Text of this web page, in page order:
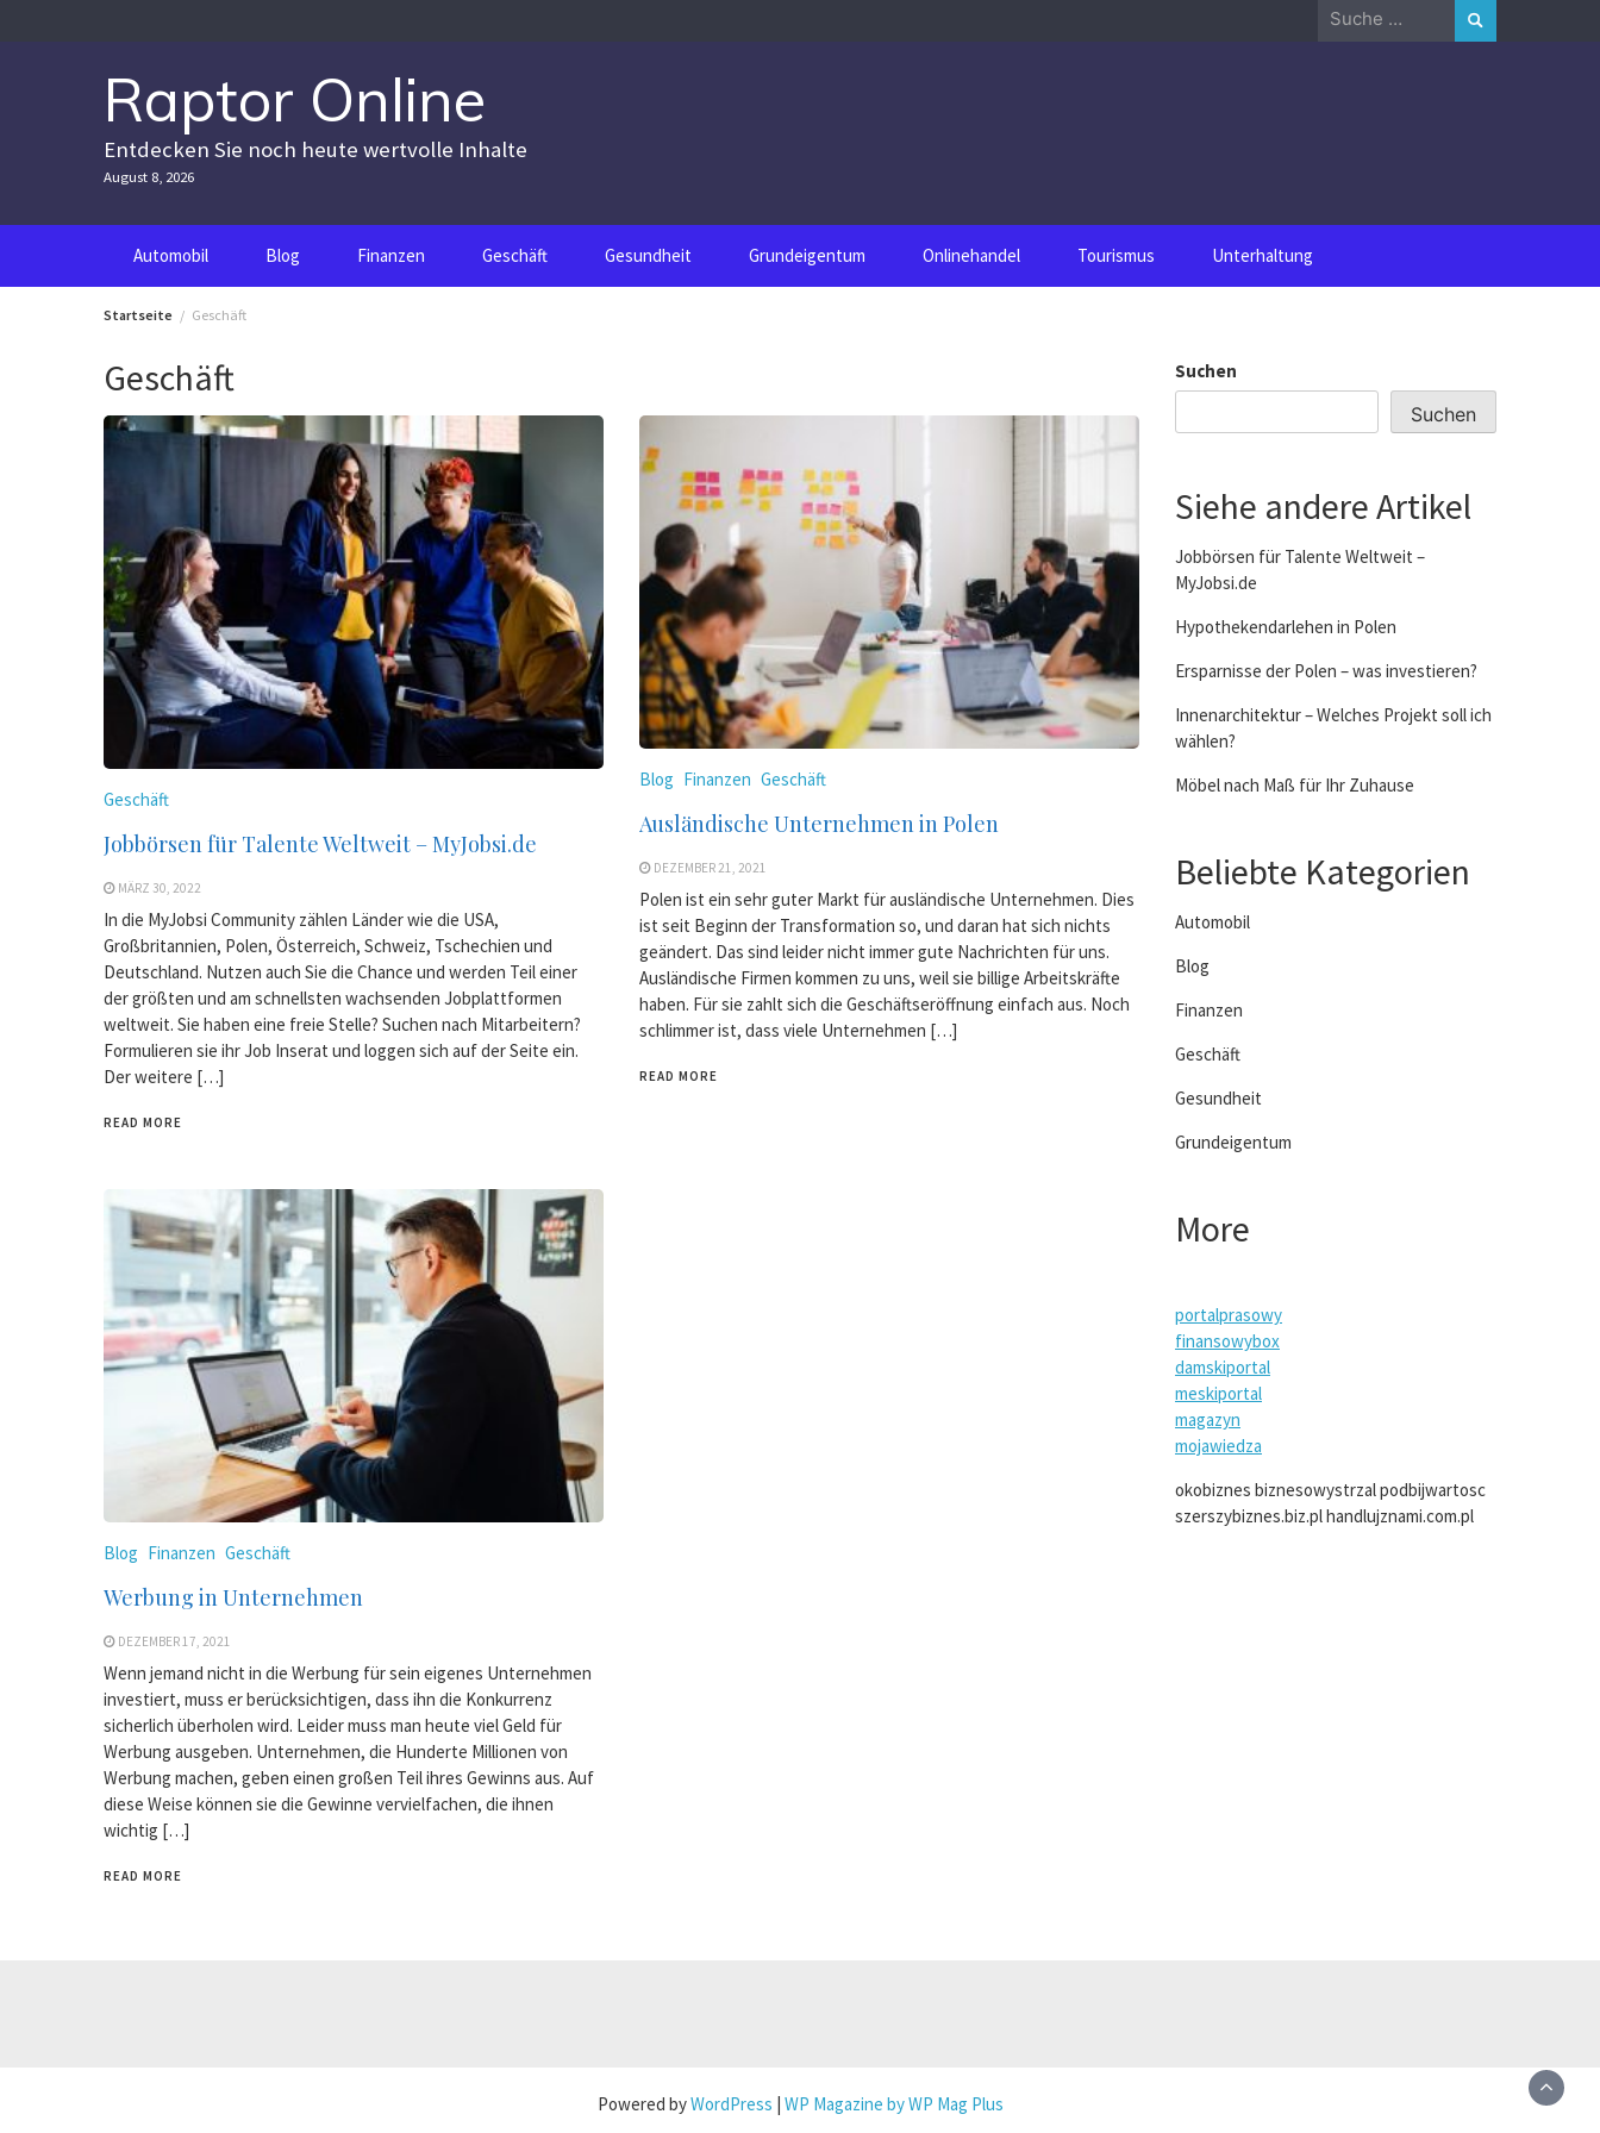
Suche
Raptor Online
Entdecken Sie noch heute wertvolle Inhalte
August 8, 2026
Automobil Blog Finanzen Geschäft Gesundheit Grundeigentum Onlinehandel Tourismus Unterhaltung
Startseite Geschäft
Geschäft
Geschäft
Jobbörsen für Talente Weltweit – MyJobsi.de
MÄRZ 30, 2022
In die MyJobsi Community zählen Länder wie die USA,
Großbritannien, Polen, Österreich, Schweiz, Tschechien und
Deutschland. Nutzen auch Sie die Chance und werden Teil einer
der größten und am schnellsten wachsenden Jobplattformen
weltweit. Sie haben eine freie Stelle? Suchen nach Mitarbeitern?
Formulieren sie ihr Job Inserat und loggen sich auf der Seite ein.
Der weitere […]
READ MORE
Blog Finanzen Geschäft
Ausländische Unternehmen in Polen
DEZEMBER 21, 2021
Polen ist ein sehr guter Markt für ausländische Unternehmen. Dies
ist seit Beginn der Transformation so, und daran hat sich nichts
geändert. Das sind leider nicht immer gute Nachrichten für uns.
Ausländische Firmen kommen zu uns, weil sie billige Arbeitskräfte
haben. Für sie zahlt sich die Geschäftseröffnung einfach aus. Noch
schlimmer ist, dass viele Unternehmen […]
READ MORE
Blog Finanzen Geschäft
Werbung in Unternehmen
DEZEMBER 17, 2021
Wenn jemand nicht in die Werbung für sein eigenes Unternehmen
investiert, muss er berücksichtigen, dass ihn die Konkurrenz
sicherlich überholen wird. Leider muss man heute viel Geld für
Werbung ausgeben. Unternehmen, die Hunderte Millionen von
Werbung machen, geben einen großen Teil ihres Gewinns aus. Auf
diese Weise können sie die Gewinne vervielfachen, die ihnen
wichtig […]
READ MORE
Suchen
Suchen
Siehe andere Artikel
Jobbörsen für Talente Weltweit –
MyJobsi.de
Hypothekendarlehen in Polen
Ersparnisse der Polen – was investieren?
Innenarchitektur – Welches Projekt soll ich
wählen?
Möbel nach Maß für Ihr Zuhause
Beliebte Kategorien
Automobil
Blog
Finanzen
Geschäft
Gesundheit
Grundeigentum
More
portalprasowy
finansowybox
damskiportal
meskiportal
magazyn
mojawiedza
okobiznes biznesowystrzalpodbijwartosc
szerszybiznes.biz.plhandlujznami.com.pl
Powered byWordPress | WP Magazine by WP Mag Plus